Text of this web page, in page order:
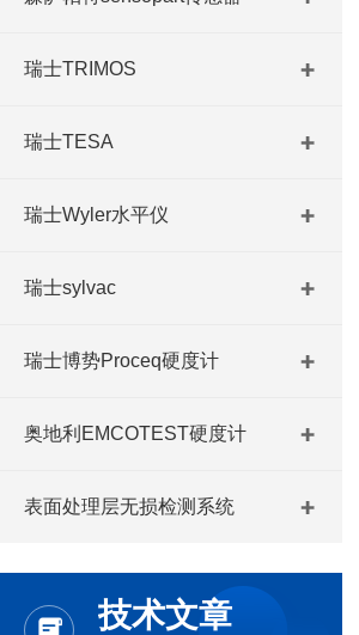
瑞士TRIMOS
瑞士TESA
瑞士Wyler水平仪
瑞士sylvac
瑞士博势Proceq硬度计
奥地利EMCOTEST硬度计
表面处理层无损检测系统
技术文章